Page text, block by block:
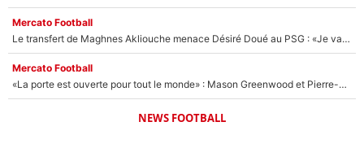
Mercato Football
Le transfert de Maghnes Akliouche menace Désiré Doué au PSG : «Je valide à 200%»
Mercato Football
«La porte est ouverte pour tout le monde» : Mason Greenwood et Pierre-Emerick Aubameyang ont quitté l'OM, Amine Gouiri balance sur la suite du mercato et sur la réaction du vestiaire !
NEWS FOOTBALL